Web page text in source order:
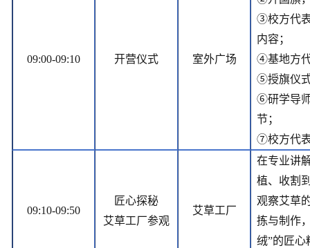
09:00-09:10 开营仪式 室外广场
③校方代
内容；
④基地方
⑤授旗仪
⑥研学导
节；
⑦校方代
09:10-09:50
匠心探秘
艾草工厂参观
艾草工厂
在专业讲
植、收割
观察艾草
拣与制作
绒”的匠心